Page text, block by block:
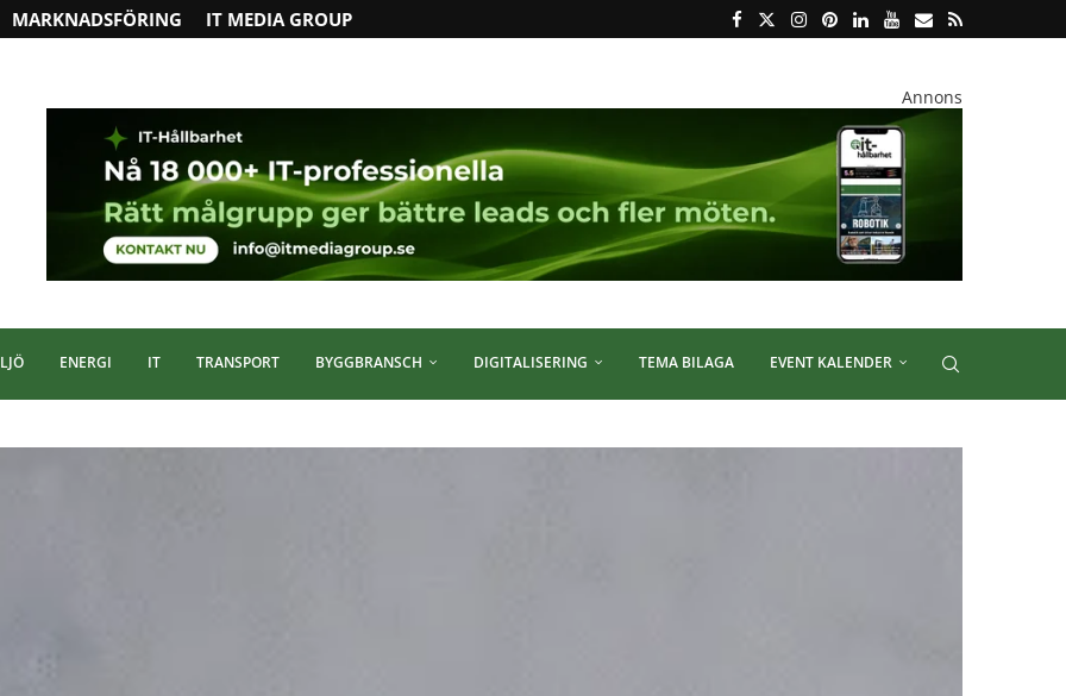
MARKNADSFÖRING IT MEDIA GROUP
Annons
ENERGI IT TRANSPORT BYGGBRANSCH DIGITALISERING TEMA BILAGA EVENT KALENDER